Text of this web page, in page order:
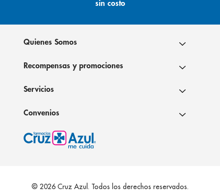
sin costo
Quienes Somos
Recompensas y promociones
Servicios
Convenios
© 2026 Cruz Azul. Todos los derechos reservados.